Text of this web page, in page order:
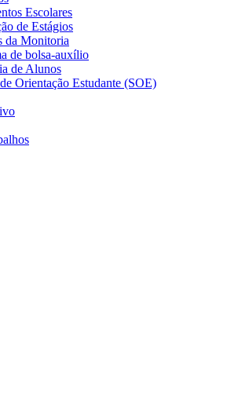
Escolares
de Estágios
da Monitoria
de bolsa-auxílio
de Alunos
Orientação Estudante (SOE)